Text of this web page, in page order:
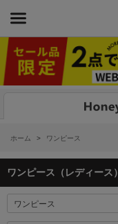
ホーム > ワンピース
ワンピース（レディース）